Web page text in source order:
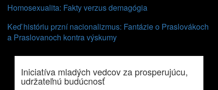
Homosexualita: Fakty verzus demagógia
Keď históriu przní nacionalizmus: Fantázie o Praslovákoch
a Praslovanoch kontra výskumy
Iniciatíva mladých vedcov za prosperujúcu,
udržateľnú budúcnosť